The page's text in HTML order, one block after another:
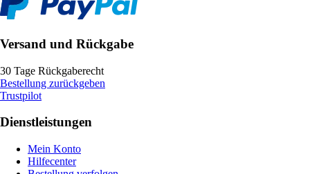
Versand und Rückgabe
30 Tage Rückgaberecht
Bestellung zurückgeben
Trustpilot
Dienstleistungen
Mein Konto
Hilfecenter